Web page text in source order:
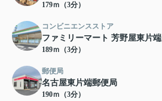
179ｍ（3分）
コンビニエンスストア
ファミリーマート 芳野屋東片
189ｍ（3分）
郵便局
名古屋東片端郵便局
190ｍ（3分）